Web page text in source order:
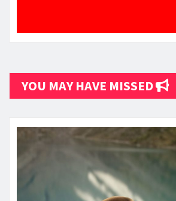
YOU MAY HAVE MISSED